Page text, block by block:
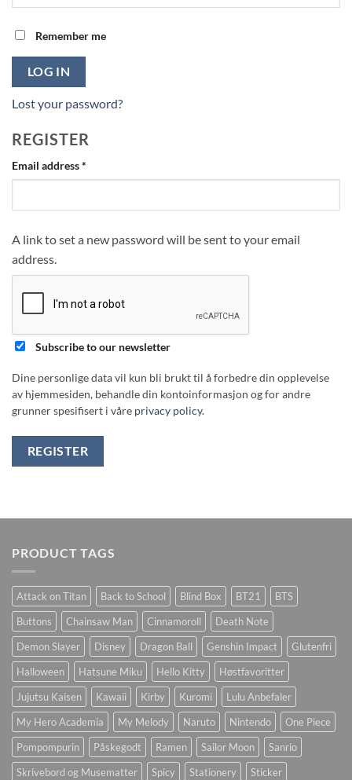
Remember me
LOG IN
Lost your password?
REGISTER
Email address*
A link to set a new password will be sent to your email
address.
Subscribe to our newsletter
Dine personlige data vil kun bli brukt til å forbedre din opplevelse
av hjemmesiden, behandle din kontoinformasjon og for andre
grunner spesifisert i våre privacy policy.
REGISTER
PRODUCT TAGS
Attack on Titan Back to School Blind Box BT21
BTS
Buttons
Chainsaw Man Cinnamoroll
Death Note
Demon Slayer
Disney Dragon Ball Genshin Impact
Glutenfri
Halloween
Hatsune Miku Hello Kitty
Høstfavoritter
Jujutsu Kaisen
Kawaii Kirby Kuromi
Lulu Anbefaler
My Hero Academia
My Melody Naruto Nintendo
One Piece
Pompompurin
Påskegodt Ramen Sailor Moon
Sanrio
Skrivebord og Musematter
Spicy Stationery
Sticker